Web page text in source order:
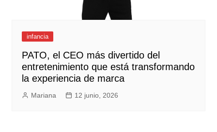
infancia
PATO, el CEO más divertido del
entretenimiento que está transformando
la experiencia de marca
Mariana 12 junio, 2026